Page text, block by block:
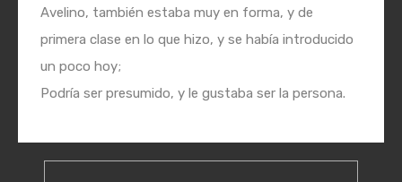
Avelino, también estaba muy en forma, y ​​de
primera clase en lo que hizo, y se había introducido
un poco hoy;
Podría ser presumido, y le gustaba ser la persona.